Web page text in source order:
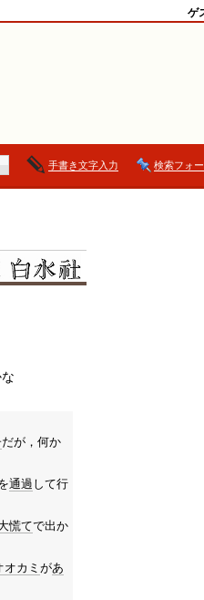
ゲ
手書き文字入力 検索フォ
だが，何か
通過 して行
慌てで出か
オカミ があ